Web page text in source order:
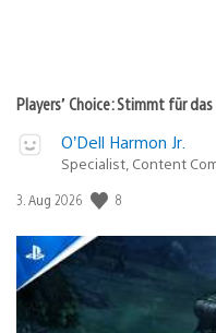
Players’ Choice: Stimmt für
O’Dell Harmon Jr.
Specialist, Content
Veröffentlichungsdatum:
3. Aug 2026 8